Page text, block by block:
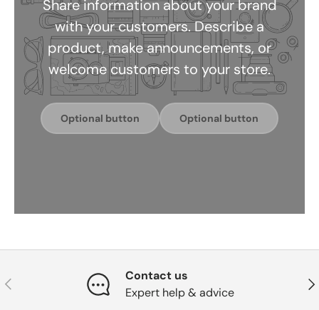
Share information about your brand
with your customers. Describe a
product, make announcements, or
welcome customers to your store.
Optional button Optional button
이전의 다
Contact us
Expert help & advice